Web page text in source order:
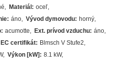
Materiál : oceľ
: áno Vývod dymovodu: horný
: acumotte Ext. prívod vzduchu: áno
EC certifikát: Blmsch V Stufe2
Výkon [kW] : 8.1 kW